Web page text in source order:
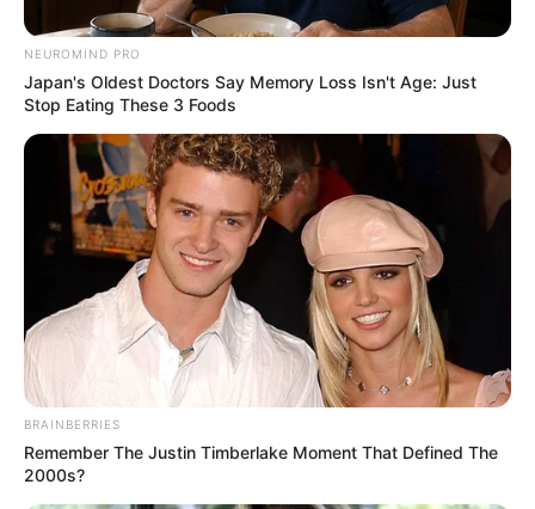
Posted
in
Friss hírek
Magyar gazda alázta porig
Magyar Pétert, futótűzként
terjed a videó a neten
by Szerző • January 27, 2026
NEUROMIND PRO
Japan's Oldest Doctors Say Memory Loss Isn't Age: Just
Stop Eating These 3 Foods
BRAINBERRIES
Remember The Justin Timberlake Moment That Defined The
2000s?